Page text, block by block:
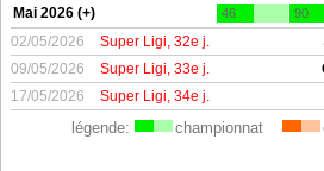
Mai 2026 (+) 46 90
02/05/2026 Super Ligi, 32e j.
09/05/2026
Super Ligi, 33e j.
17/05/2026
Super Ligi, 34e j.
légende: championnat